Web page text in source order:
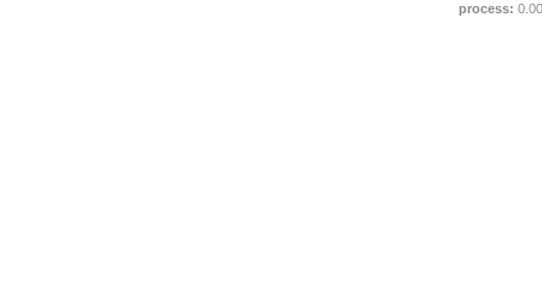
process: